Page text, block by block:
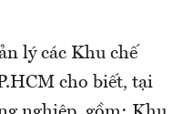
lý các Khu chế
cho biết, tại